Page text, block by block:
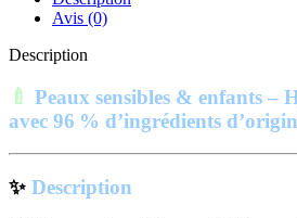
Avis (0)
Description
🍼 Peaux sensibles & enfants –
avec 96 % d’ingrédients
✨ Description